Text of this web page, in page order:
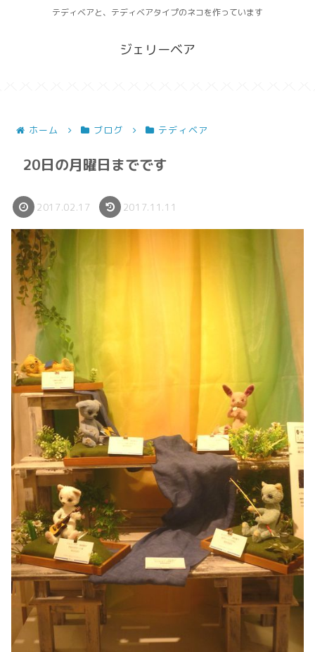
テディベアと、テディベアタイプのネコを作っています
ジェリーベア
ホーム ブログ テディベア
20日の月曜日までです
2017.02.17 2017.11.11